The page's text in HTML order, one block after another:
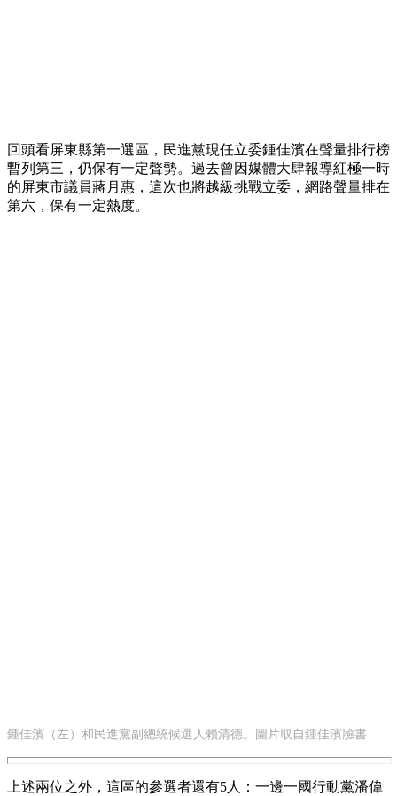
回頭看屏東縣第一選區，民進黨現任立委鍾佳濱在聲量排行榜
暫列第三，仍保有一定聲勢。過去曾因媒體大肆報導紅極一時
的屏東市議員蔣月惠，這次也將越級挑戰立委，網路聲量排在
第六，保有一定熱度。
鍾佳濱（左）和民進黨副總統候選人賴清德。圖片取自鍾佳濱臉書
上述兩位之外，這區的參選者還有5人：一邊一國行動黨潘偉